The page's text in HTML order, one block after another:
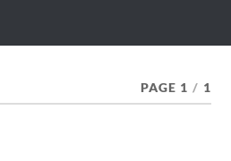
PAGE 1 / 1